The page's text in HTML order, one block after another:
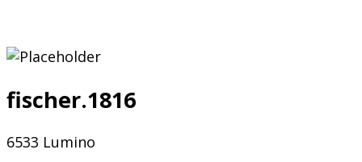
fischer.1816
6533 Lumino